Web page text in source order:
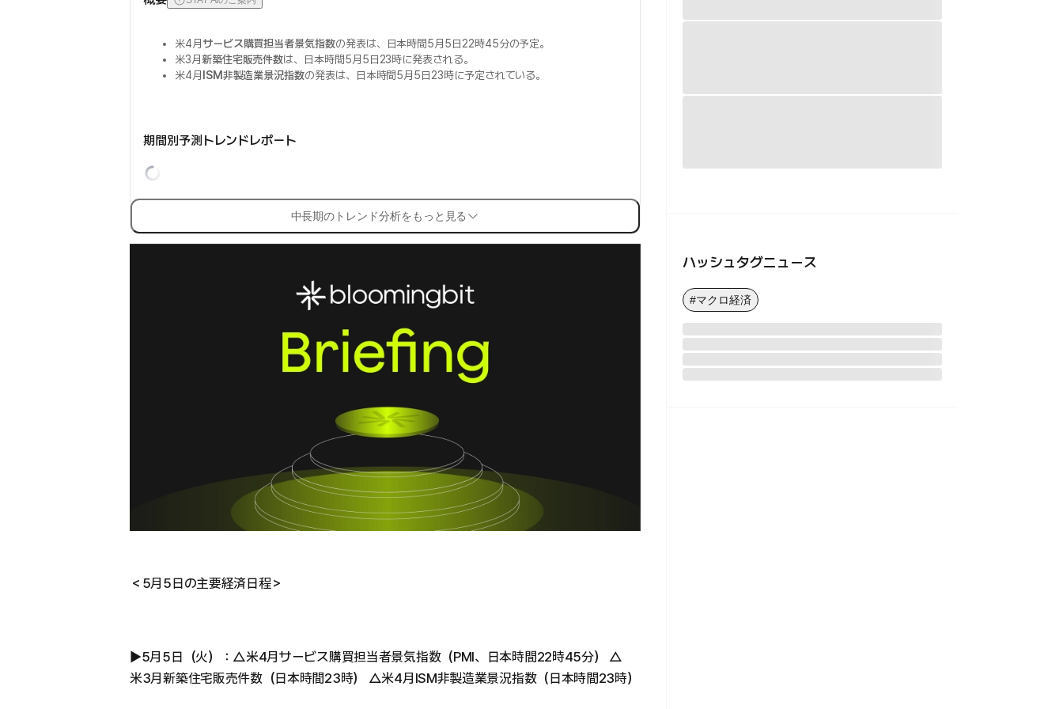
米4月サービス購買担当者景気指数の発表は、日本時間5月5日22時45分の予定。
米3月新築住宅販売件数は、日本時間5月5日23時に発表される。
米4月 ISM非製造業景況指数の発表は、日本時間5月5日23時に予定されている。
期間別予測トレンドレポート
中長期のトレンド分析をもっと見る
＜5月5日の主要経済日程＞
▶︎5月5日（火）：△米4月サービス購買担当者景気指数（PMI、日本時間22時45分） △
米3月新築住宅販売件数（日本時間23時） △米4月ISM非製造業景況指数（日本時間23時）
ハッシュタグニュース
#マクロ経済